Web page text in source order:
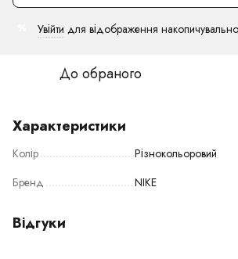
Увійти для відображення
До обраного
Характеристики
Колір
Різнокольоровий
Бренд
NIKE
Відгуки